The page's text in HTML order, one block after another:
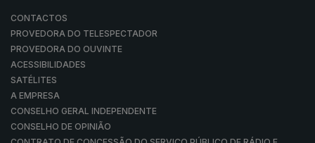
CONTACTOS
PROVEDORA DO TELESPECTADOR
PROVEDORA DO OUVINTE
ACESSIBILIDADES
SATÉLITES
A EMPRESA
CONSELHO GERAL INDEPENDENTE
CONSELHO DE OPINIÃO